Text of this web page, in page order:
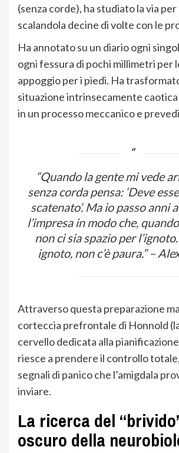
(senza corde), ha studiato la via per
scalandola decine di volte con le
Ha annotato su un diario ogni
ogni fessura di pochi millimetri per
appoggio per i piedi. Ha
situazione intrinsecamente
in un processo meccanico e
“Quando la gente mi vede
senza corda pensa: ‘Deve
scatenato’. Ma io passo anni
l’impresa in modo che,
non ci sia spazio per l’ignoto.
ignoto, non c’è paura.”–
Attraverso questa preparazione
corteccia prefrontale di Honnold
cervello dedicata alla
riesce a prendere il controllo totale,
segnali di panico che l’amigdala
inviare.
La ricerca del
oscuro della